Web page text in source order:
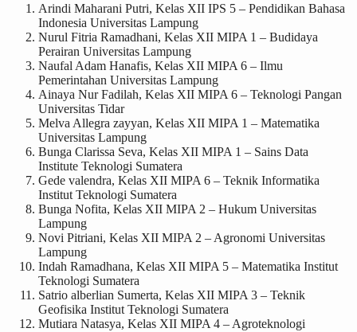
Arindi Maharani Putri, Kelas XII IPS 5 – Pendidikan Bahasa
Indonesia Universitas Lampung
Nurul Fitria Ramadhani, Kelas XII MIPA 1 – Budidaya
Perairan Universitas Lampung
Naufal Adam Hanafis, Kelas XII MIPA 6 – Ilmu
Pemerintahan Universitas Lampung
Ainaya Nur Fadilah, Kelas XII MIPA 6 – Teknologi Pangan
Universitas Tidar
Melva Allegra zayyan, Kelas XII MIPA 1 – Matematika
Universitas Lampung
Bunga Clarissa Seva, Kelas XII MIPA 1 – Sains Data
Institute Teknologi Sumatera
Gede valendra, Kelas XII MIPA 6 – Teknik Informatika
Institut Teknologi Sumatera
Bunga Nofita, Kelas XII MIPA 2 – Hukum Universitas
Lampung
Novi Pitriani, Kelas XII MIPA 2 – Agronomi Universitas
Lampung
Indah Ramadhana, Kelas XII MIPA 5 – Matematika Institut
Teknologi Sumatera
Satrio alberlian Sumerta, Kelas XII MIPA 3 – Teknik
Geofisika Institut Teknologi Sumatera
Mutiara Natasya, Kelas XII MIPA 4 – Agroteknologi